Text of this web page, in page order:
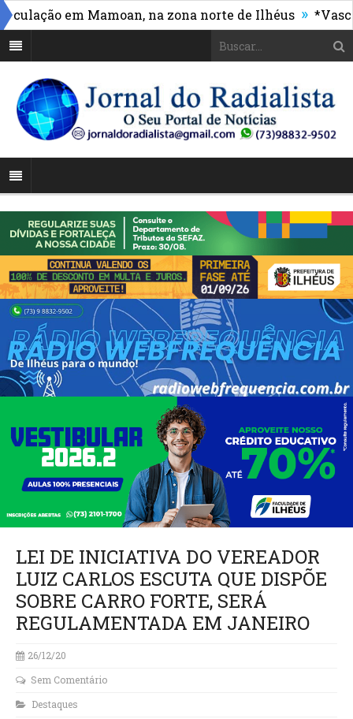
em Mamoan, na zona norte de Ilhéus » *Vasco
LEI DE INICIATIVA DO VEREADOR
LUIZ CARLOS ESCUTA QUE DISPÕE
SOBRE CARRO FORTE, SERÁ
REGULAMENTADA EM JANEIRO
26/12/20
Sem Comentário
Destaques